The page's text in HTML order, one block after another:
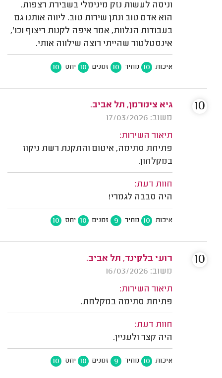
וניסה לעשות נזק מינימלי בשבירת רצפות.
הוא אדם טוב ונתן שירות טוב. ליווה אותנו גם
בעבודות הנלוות, אמר איפה לקנות ריצוף וכו',
אינסטלטור שהייתי רוצה שילווה אותי.
איכות 10 מחיר 10 זמנים 10 יחס 10
גיא צימרמן, תל אביב.
משוב: 17/03/2026
תיאור השירות:
פתיחת סתימה, איטום והתקנת רשת ניקוז
במקלחון.
חוות דעת:
היה סבבה לגמרי!
איכות 10 מחיר 9 זמנים 10 יחס 10
10
רועי בלקינד, תל אביב.
משוב: 16/03/2026
תיאור השירות:
פתיחת סתימה במקלחת.
חוות דעת:
היה קצר ולעניין.
איכות 10 מחיר 9 זמנים 10 יחס 10
10